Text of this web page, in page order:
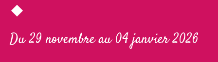
Du 29 novembre au 04 janvier 2026